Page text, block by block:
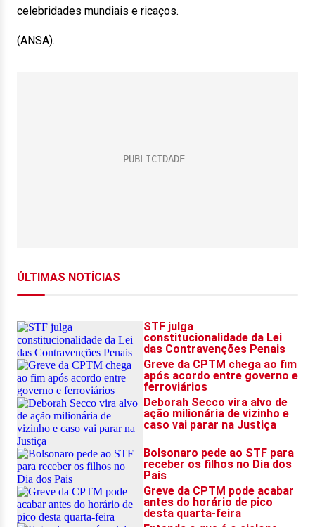
celebridades mundiais e ricaços.
(ANSA).